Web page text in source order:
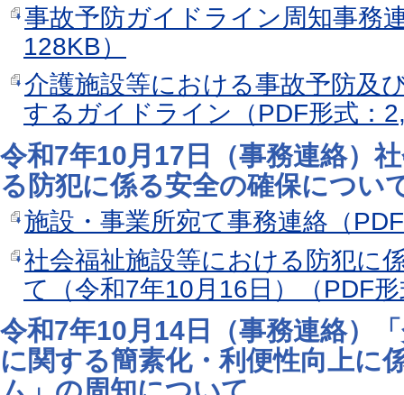
事故予防ガイドライン周知事務
128KB）
介護施設等における事故予防及
するガイドライン（PDF形式：
令和7年10月17日（事務連絡）
る防犯に係る安全の確保につい
施設・事業所宛て事務連絡（
社会福祉施設等における防犯に
て（令和7年10月16日）（PDF
令和7年10月14日（事務連絡）
に関する簡素化・利便性向上に